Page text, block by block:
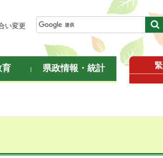
い変更
育 県政情報・統計